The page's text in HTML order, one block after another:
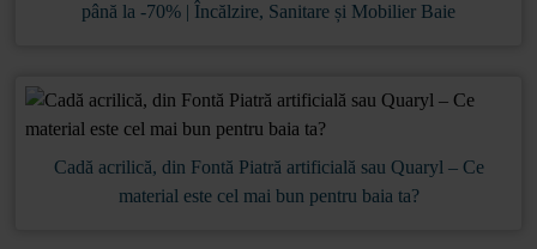
până la -70% | Încălzire, Sanitare și Mobilier Baie
Cadă acrilică, din Fontă Piatră artificială sau Quaryl – Ce
material este cel mai bun pentru baia ta?